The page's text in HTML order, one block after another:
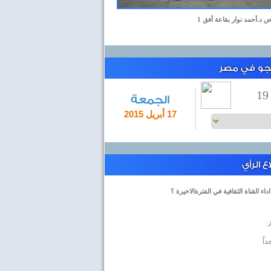
د.أحمد نوار بقاعة أفق 1
في مصر
الجمعة
17 أبريل 2015
19
الرأي
القناة الثقافية في الفترةالاخيرة ؟